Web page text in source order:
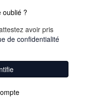
oublié ?
avoir pris
de confidentialité